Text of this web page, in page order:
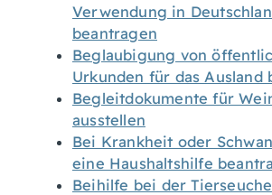
Verwendung in
beantragen
Beglaubigung von
Urkunden für das Ausland
Begleitdokumente für
ausstellen
Bei Krankheit oder
eine Haushaltshilfe
Beihilfe bei der